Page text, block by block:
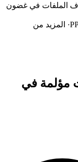
· يتم حذف الملفات في غضون
· المزيد من
مؤلمة في